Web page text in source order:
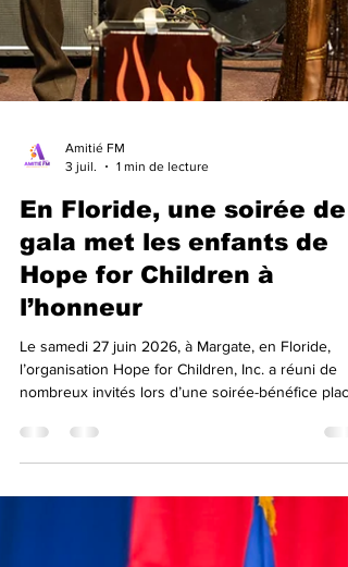
3 juil.
gala met les enfants de
Hope for Children à